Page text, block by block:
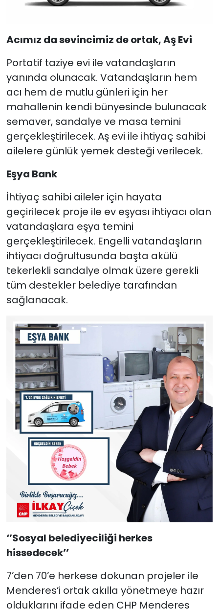
Acımız da sevincimiz de ortak, Aş Evi
Portatif taziye evi ile vatandaşların
yanında olunacak. Vatandaşların hem
acı hem de mutlu günleri için her
mahallenin kendi bünyesinde bulunacak
semaver, sandalye ve masa temini
gerçekleştirilecek. Aş evi ile ihtiyaç sahibi
ailelere günlük yemek desteği verilecek.
Eşya Bank
İhtiyaç sahibi aileler için hayata
geçirilecek proje ile ev eşyası ihtiyacı olan
vatandaşlara eşya temini
gerçekleştirilecek. Engelli vatandaşların
ihtiyacı doğrultusunda başta akülü
tekerlekli sandalye olmak üzere gerekli
tüm destekler belediye tarafından
sağlanacak.
‘’Sosyal belediyeciliği herkes
hissedecek’’
7’den 70’e herkese dokunan projeler ile
Menderes’i ortak akılla yönetmeye hazır
olduklarını ifade eden CHP Menderes